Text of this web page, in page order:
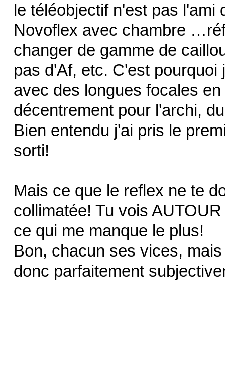
le téléobjectif n'est pas
Novoflex avec chambre
changer de gamme de
pas d'Af, etc. C'est
avec des longues focales
décentrement pour l'archi,
Bien entendu j'ai pris le
sorti!
Mais ce que le reflex ne te
collimatée! Tu vois
ce qui me manque le plus!
Bon, chacun ses vices,
donc parfaitement